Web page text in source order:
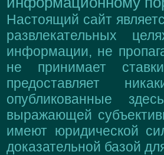
Настоящий сайт
развлекательных
информации, не
не принимает
предоставляет
опубликованные
выражающей
имеют юридической
доказательной базой